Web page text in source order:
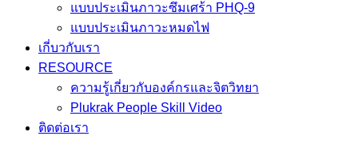
แบบประเมินภาวะซึมเศร้า PHQ-9
แบบประเมินภาวะหมดไฟ
เกี่บวกับเรา
RESOURCE
ความรู้เกี่ยวกับองค์กรและจิตวิทยา
Plukrak People Skill Video
ติดต่อเรา